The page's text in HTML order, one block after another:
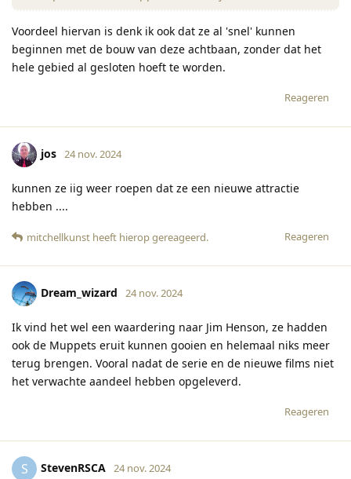
Voordeel hiervan is denk ik ook dat ze al 'snel' kunnen
beginnen met de bouw van deze achtbaan, zonder dat het
hele gebied al gesloten hoeft te worden.
Reageren
jos 24 nov. 2024
kunnen ze iig weer roepen dat ze een nieuwe attractie
hebben ....
Reageren
mitchellkunst heeft hierop gereageerd.
Dream_wizard 24 nov. 2024
Ik vind het wel een waardering naar Jim Henson, ze hadden
ook de Muppets eruit kunnen gooien en helemaal niks meer
terug brengen. Vooral nadat de serie en de nieuwe films niet
het verwachte aandeel hebben opgeleverd.
Reageren
S StevenRSCA 24 nov. 2024